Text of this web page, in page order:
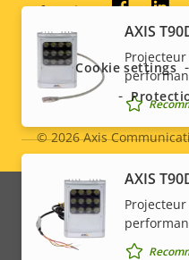
fonctionnement
Utilisable en extérieur
Indice de protection
Alimentation
AXIS
AXIS
Social
menu
Legal
menu
© 2026Axis
Cookie settings